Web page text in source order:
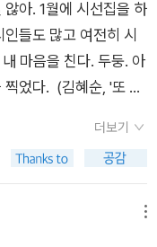
아니다. 다만, 뭔가 집
이런 시절에 온전히 삶
낄만한 매개가 되기에
는 참 좋다. 세상의
다 먹어야 하는 과자가
, 깊게 생각할 수 있
이나 관성이 있을 것이
한다는 식의... 그러나
아. 1월에 시선집을 하
들도 많고 여전히 시
마음을 친다. 두둥. 아
찍었다. (김혜순, '또 하
다. 이 얼마나 복된 일
어야 겠다고;;;;; 인생
름을 섞어 뭉치고 구
마다 압력솥에 쌀을
더보기